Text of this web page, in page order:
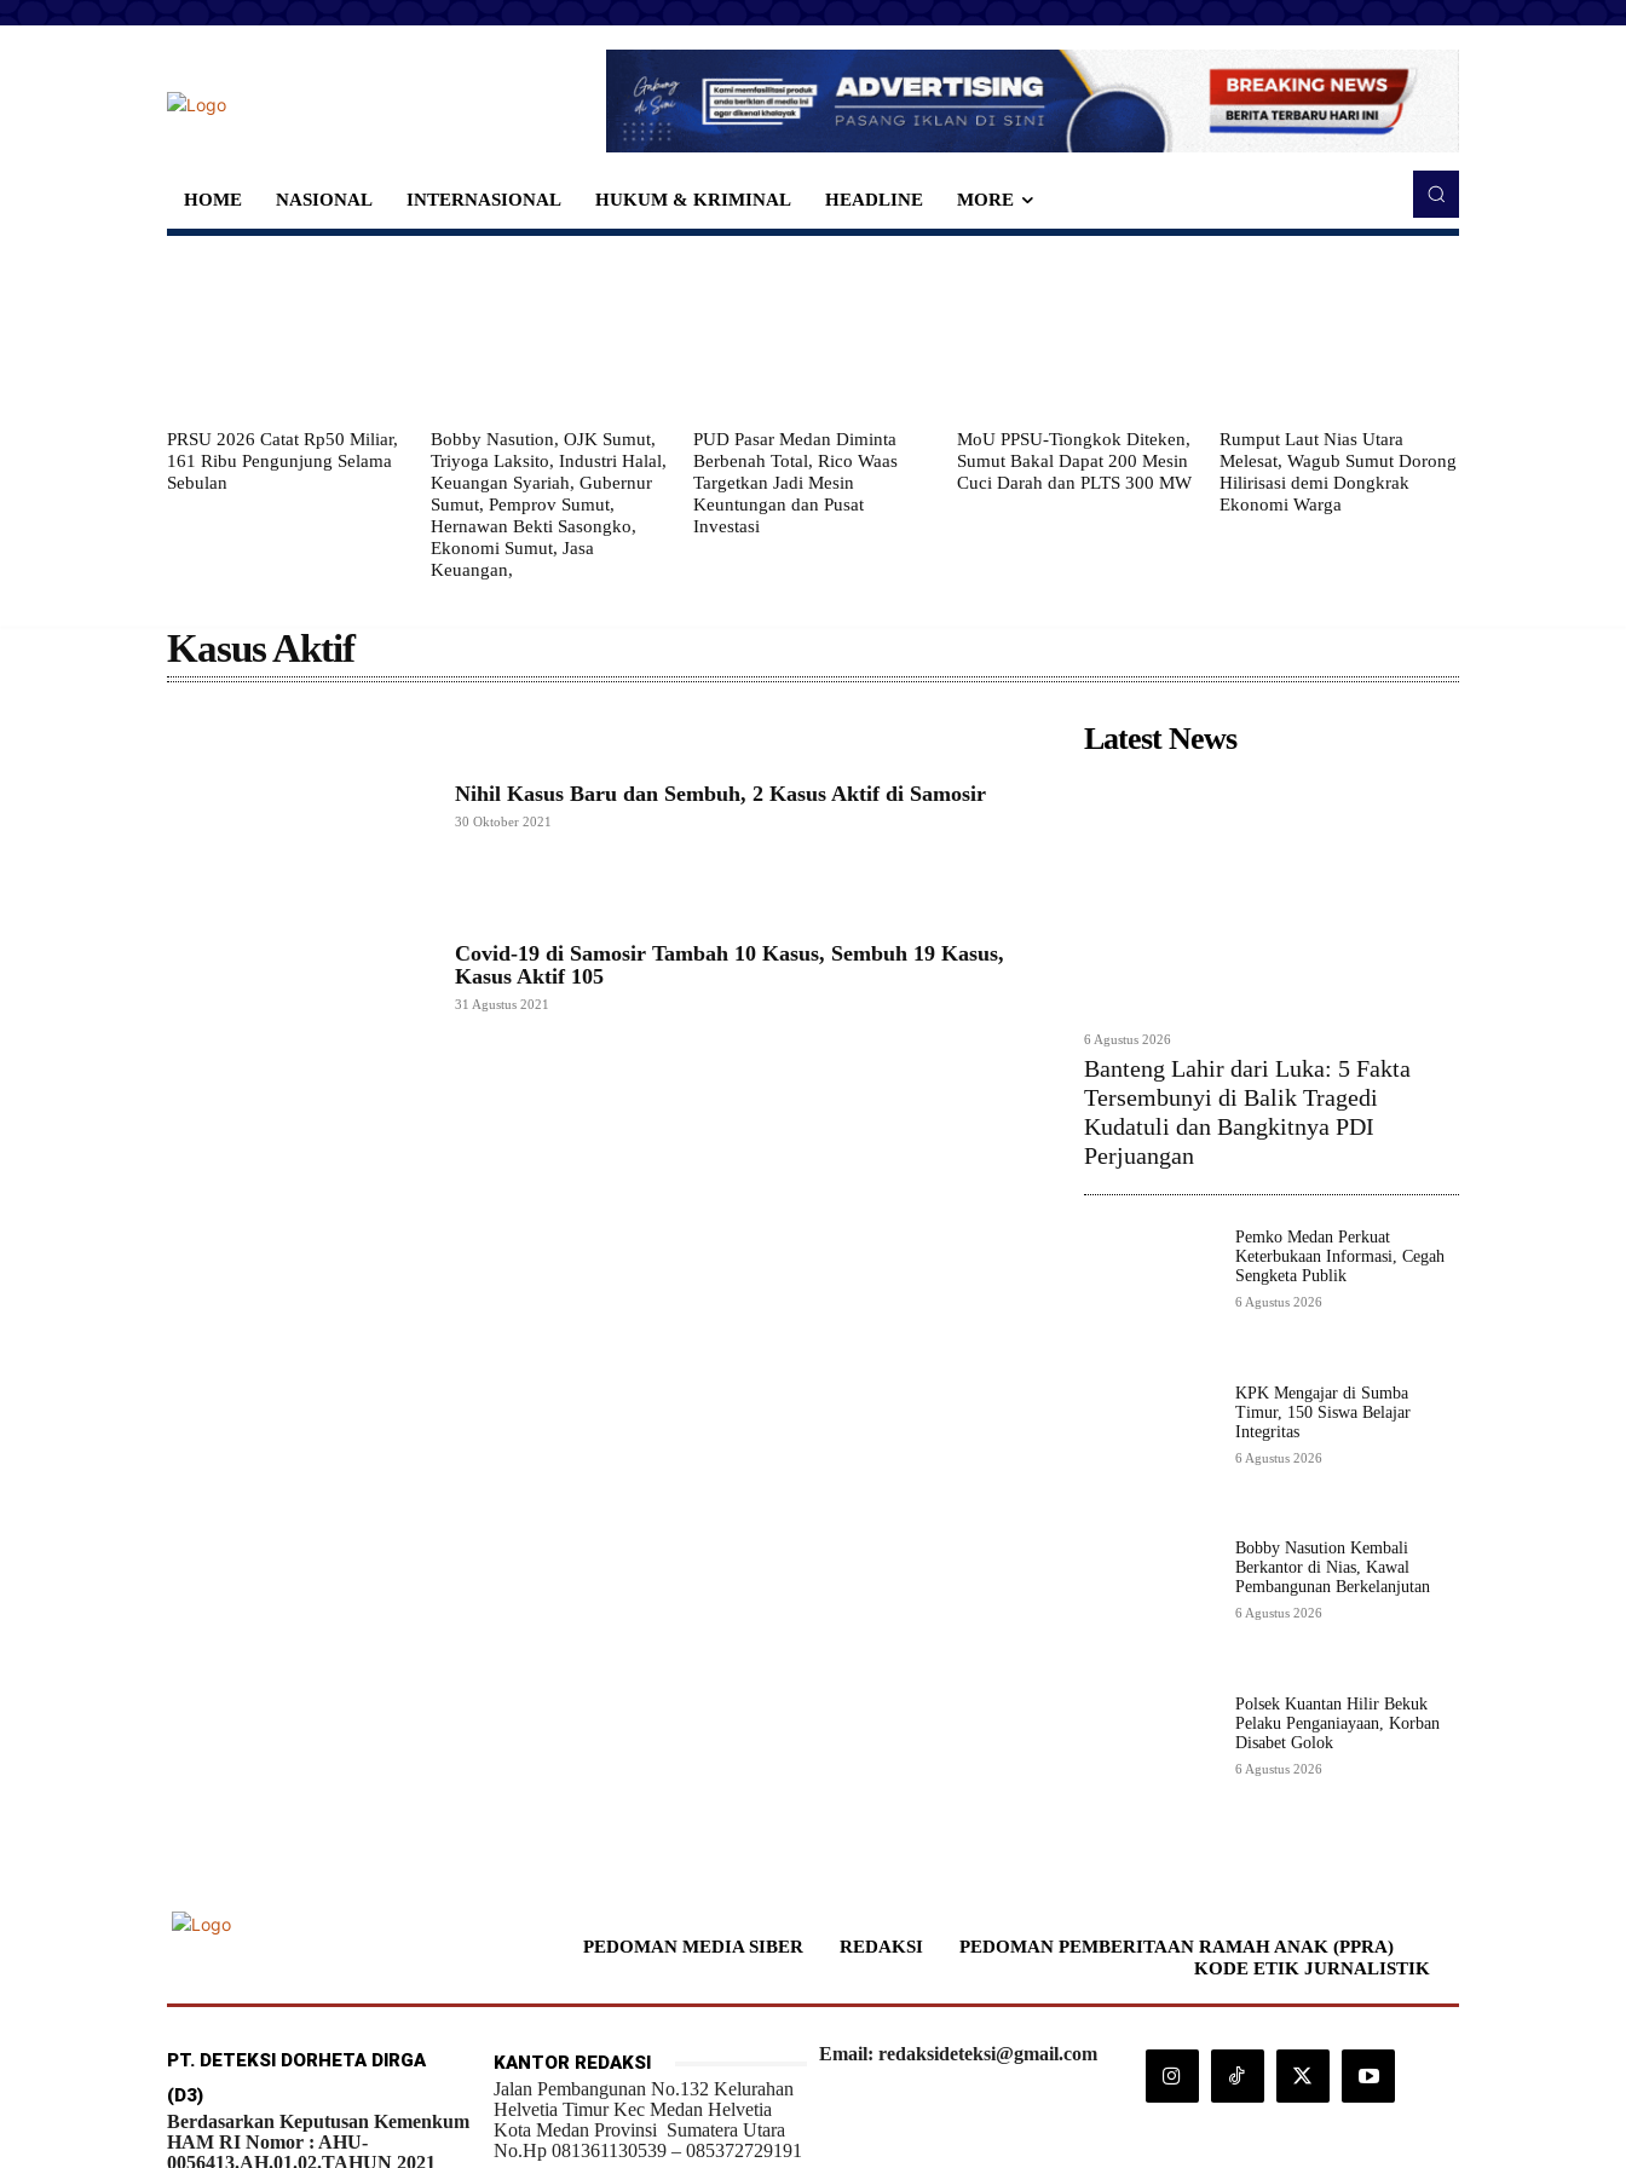
HOME NASIONAL INTERNASIONAL HUKUM & KRIMINAL HEADLINE MORE
PRSU 2026 Catat Rp50 Miliar,
161 Ribu Pengunjung Selama
Sebulan
Bobby Nasution, OJK Sumut,
Triyoga Laksito, Industri Halal,
Keuangan Syariah, Gubernur
Sumut, Pemprov Sumut,
Hernawan Bekti Sasongko,
Ekonomi Sumut, Jasa
Keuangan,
PUD Pasar Medan Diminta
Berbenah Total, Rico Waas
Targetkan Jadi Mesin
Keuntungan dan Pusat
Investasi
MoU PPSU-Tiongkok Diteken,
Sumut Bakal Dapat 200 Mesin
Cuci Darah dan PLTS 300 MW
Rumput Laut Nias Utara
Melesat, Wagub Sumut Dorong
Hilirisasi demi Dongkrak
Ekonomi Warga
Kasus Aktif
Nihil Kasus Baru dan Sembuh, 2 Kasus Aktif di Samosir
30 Oktober 2021
Covid-19 di Samosir Tambah 10 Kasus, Sembuh 19 Kasus,
Kasus Aktif 105
31 Agustus 2021
Latest News
6 Agustus 2026
Banteng Lahir dari Luka: 5 Fakta
Tersembunyi di Balik Tragedi
Kudatuli dan Bangkitnya PDI
Perjuangan
Pemko Medan Perkuat
Keterbukaan Informasi, Cegah
Sengketa Publik
6 Agustus 2026
KPK Mengajar di Sumba
Timur, 150 Siswa Belajar
Integritas
6 Agustus 2026
Bobby Nasution Kembali
Berkantor di Nias, Kawal
Pembangunan Berkelanjutan
6 Agustus 2026
Polsek Kuantan Hilir Bekuk
Pelaku Penganiayaan, Korban
Disabet Golok
6 Agustus 2026
PEDOMAN MEDIA SIBER REDAKSI
PEDOMAN PEMBERITAAN RAMAH ANAK (PPRA)
KODE ETIK JURNALISTIK
PT. DETEKSI DORHETA DIRGA
(D3)
Berdasarkan Keputusan Kemenkum
HAM RI Nomor : AHU-
0056413.AH.01.02.TAHUN 2021
KANTOR REDAKSI
Jalan Pembangunan No.132 Kelurahan
Helvetia Timur Kec Medan Helvetia
Kota Medan Provinsi Sumatera Utara
No.Hp 081361130539 – 085372729191
Email: redaksideteksi@gmail.com